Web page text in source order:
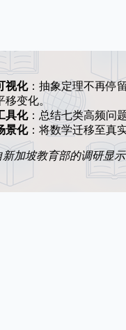
视化：抽象定理不再停
移变化。
具化：总结七类高频问
景化：将数学迁移至真
新加坡教育部的调研显